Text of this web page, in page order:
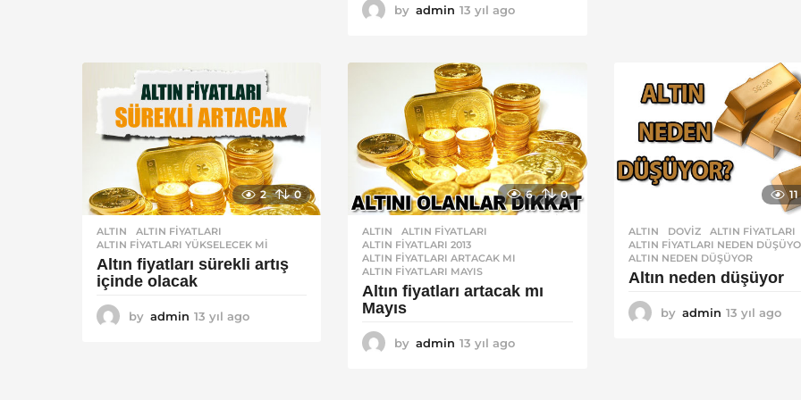
o
by admin 13 yıl ago
a
g
o
2 0
ALTIN ALTIN FIYATLARI
ALTIN FIYATLARI YÜKSELECEK MI
Altın fiyatları sürekli artış
içinde olacak
by admin 13 yıl ago
6 0
ALTIN ALTIN FIYATLARI
ALTIN FIYATLARI 2013
ALTIN FIYATLARI ARTACAK MI
ALTIN FIYATLARI MAYIS
Altın fiyatları artacak mı
Mayıs
by admin 13 yıl ago
11
ALTIN ,DOVIZ
ALTIN FIYATLARI
ALTIN FIYATLARI NEDEN
ALTIN NEDEN DÜŞÜYOR
Altın neden düşüyor
by admin 13 yıl ago1